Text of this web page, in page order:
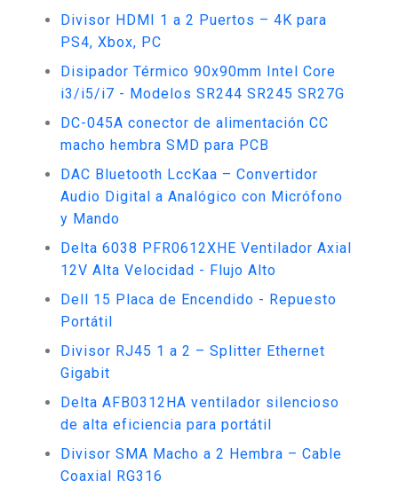
Divisor HDMI 1 a 2 Puertos – 4K para
PS4, Xbox, PC
Disipador Térmico 90x90mm Intel Core
i3/i5/i7 - Modelos SR244 SR245 SR27G
DC-045A conector de alimentación CC
macho hembra SMD para PCB
DAC Bluetooth LccKaa – Convertidor
Audio Digital a Analógico con Micrófono
y Mando
Delta 6038 PFR0612XHE Ventilador Axial
12V Alta Velocidad - Flujo Alto
Dell 15 Placa de Encendido - Repuesto
Portátil
Divisor RJ45 1 a 2 – Splitter Ethernet
Gigabit
Delta AFB0312HA ventilador silencioso
de alta eficiencia para portátil
Divisor SMA Macho a 2 Hembra – Cable
Coaxial RG316